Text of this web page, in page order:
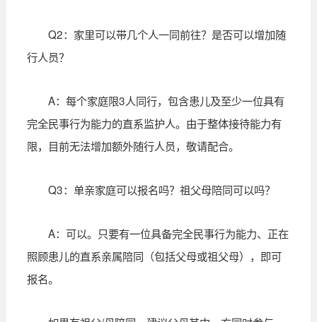
Q2：家里可以带几个人一同前往？是否可以增加随
行人员？
A：每个家庭限3人同行，包含患儿及至少一位具有
完全民事行为能力的直系监护人。由于整体接待能力有
限，目前无法增加额外随行人员，敬请配合。
Q3：单亲家庭可以报名吗？祖父母陪同可以吗？
A：可以。只要有一位具备完全民事行为能力、正在
照顾患儿的直系亲属陪同（包括父母或祖父母），即可
报名。